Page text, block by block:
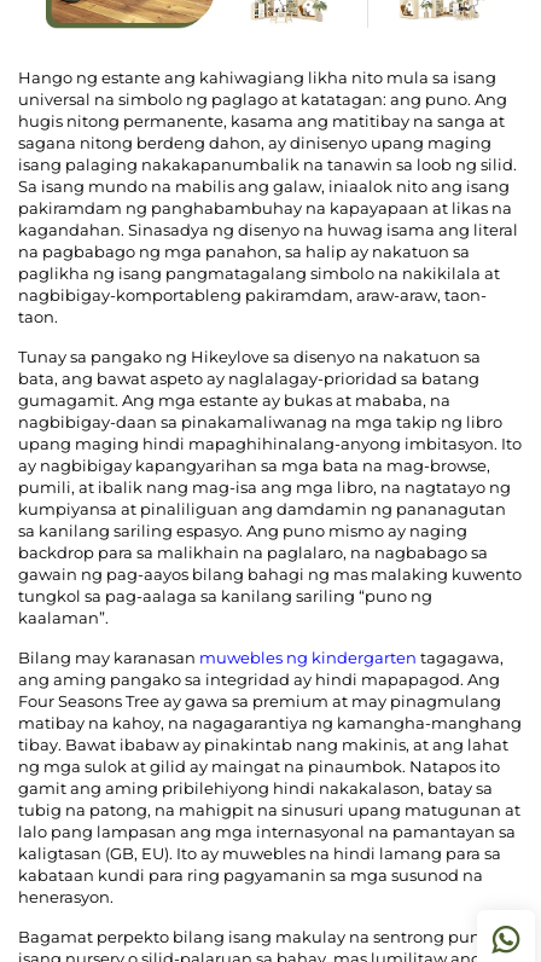
Hango ng estante ang kahiwagiang likha nito mula sa isang
universal na simbolo ng paglago at katatagan: ang puno. Ang
hugis nitong permanente, kasama ang matitibay na sanga at
sagana nitong berdeng dahon, ay dinisenyo upang maging
isang palaging nakakapanumbalik na tanawin sa loob ng silid.
Sa isang mundo na mabilis ang galaw, iniaalok nito ang isang
pakiramdam ng panghabambuhay na kapayapaan at likas na
kagandahan. Sinasadya ng disenyo na huwag isama ang literal
na pagbabago ng mga panahon, sa halip ay nakatuon sa
paglikha ng isang pangmatagalang simbolo na nakikilala at
nagbibigay-komportableng pakiramdam, araw-araw, taon-
taon.
Tunay sa pangako ng Hikeylove sa disenyo na nakatuon sa
bata, ang bawat aspeto ay naglalagay-prioridad sa batang
gumagamit. Ang mga estante ay bukas at mababa, na
nagbibigay-daan sa pinakamaliwanag na mga takip ng libro
upang maging hindi mapaghihinalang-anyong imbitasyon. Ito
ay nagbibigay kapangyarihan sa mga bata na mag-browse,
pumili, at ibalik nang mag-isa ang mga libro, na nagtatayo ng
kumpiyansa at pinaliliguan ang damdamin ng pananagutan
sa kanilang sariling espasyo. Ang puno mismo ay naging
backdrop para sa malikhain na paglalaro, na nagbabago sa
gawain ng pag-aayos bilang bahagi ng mas malaking kuwento
tungkol sa pag-aalaga sa kanilang sariling “puno ng
kaalaman”.
Bilang may karanasan muwebles ng kindergarten tagagawa,
ang aming pangako sa integridad ay hindi mapapagod. Ang
Four Seasons Tree ay gawa sa premium at may pinagmulang
matibay na kahoy, na nagagarantiya ng kamangha-manghang
tibay. Bawat ibabaw ay pinakintab nang makinis, at ang lahat
ng mga sulok at gilid ay maingat na pinaumbok. Natapos ito
gamit ang aming pribilehiyong hindi nakakalason, batay sa
tubig na patong, na mahigpit na sinusuri upang matugunan at
lalo pang lampasan ang mga internasyonal na pamantayan sa
kaligtasan (GB, EU). Ito ay muwebles na hindi lamang para sa
kabataan kundi para ring pagyamanin sa mga susunod na
henerasyon.
Bagamat perpekto bilang isang makulay na sentrong punto sa
isang nursery o silid-palaruan sa bahay, mas lumilitaw ang